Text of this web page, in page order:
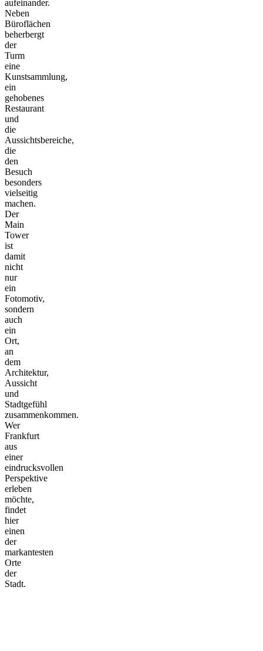
aufeinander.
Neben
Büroflächen
beherbergt
der
Turm
eine
Kunstsammlung,
ein
gehobenes
Restaurant
und
die
Aussichtsbereiche,
die
den
Besuch
besonders
vielseitig
machen.
Der
Main
Tower
ist
damit
nicht
nur
ein
Fotomotiv,
sondern
auch
ein
Ort,
an
dem
Architektur,
Aussicht
und
Stadtgefühl
zusammenkommen.
Wer
Frankfurt
aus
einer
eindrucksvollen
Perspektive
erleben
möchte,
findet
hier
einen
der
markantesten
Orte
der
Stadt.